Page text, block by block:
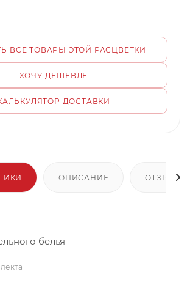
ВСЕ ТОВАРЫ ЭТОЙ РАСЦВЕТКИ
ХОЧУ ДЕШЕВЛЕ
ДОСТАВКИ
ОПИСАНИЕ ОТЗЫВЫ
белья